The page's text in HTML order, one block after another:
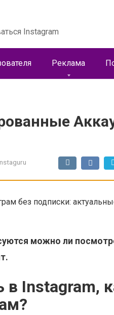
Instagram
Реклама
без подписки:
можно ли
Instagram,